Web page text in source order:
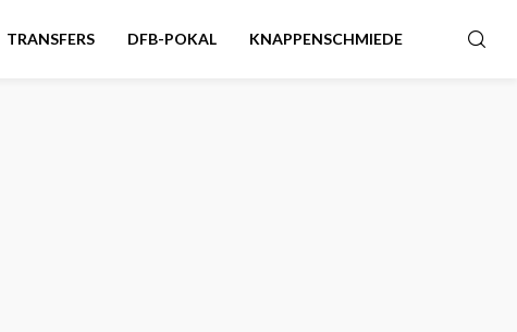
TRANSFERS DFB-POKAL KNAPPENSCHMIEDE